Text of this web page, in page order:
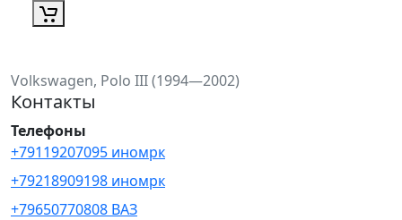
Volkswagen, Polo III (1994—2002)
Контакты
Телефоны
+79119207095 иномрк
+79218909198 иномрк
+79650770808 ВАЗ